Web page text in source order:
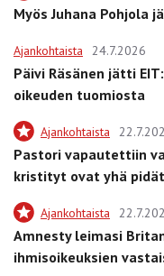
Myös Juhana Pohjola
Ajankohtaista 24.7.2026
Päivi Räsänen jätti
oikeuden tuomiosta
Ajankohtaista
Pastori vapautettiin
kristityt ovat yhä
Ajankohtaista
Amnesty leimasi
ihmisoikeuksien